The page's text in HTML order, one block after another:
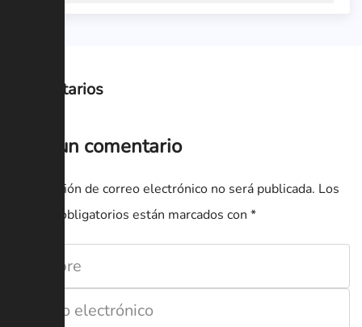
Comentarios
Deja un comentario
Tu dirección de correo electrónico no será publicada. Los
campos obligatorios están marcados con *